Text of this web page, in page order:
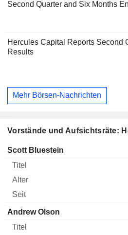
Second Quarter and Six Months
Hercules Capital Reports Second
Results
Mehr Börsen-Nachrichten
Vorstände und Aufsichtsräte:
Manager Titel Alter
Scott Bluestein
Andrew Olson